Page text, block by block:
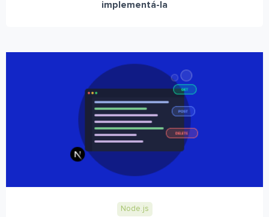
implementá-la
Node.js